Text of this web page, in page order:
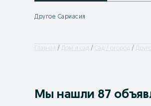
Другое Сариасия
Главная Дом и сад Сад / огород
Мы нашли 87